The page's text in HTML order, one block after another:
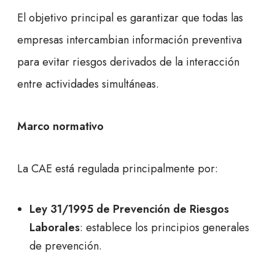
El objetivo principal es garantizar que todas las
empresas intercambian información preventiva
para evitar riesgos derivados de la interacción
entre actividades simultáneas.
Marco normativo
La CAE está regulada principalmente por:
Ley 31/1995 de Prevención de Riesgos
Laborales: establece los principios generales
de prevención.